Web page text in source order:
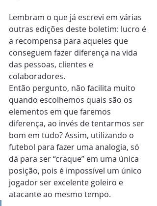
Lembram o que já escrevi em várias
outras edições deste boletim: lucro é
a recompensa para aqueles que
conseguem fazer diferença na vida
das pessoas, clientes e
colaboradores.
Então pergunto, não facilita muito
quando escolhemos quais são os
elementos em que faremos
diferença, ao invés de tentarmos ser
bom em tudo? Assim, utilizando o
futebol para fazer uma analogia, só
dá para ser “craque” em uma única
posição, pois é impossível um único
jogador ser excelente goleiro e
atacante ao mesmo tempo.